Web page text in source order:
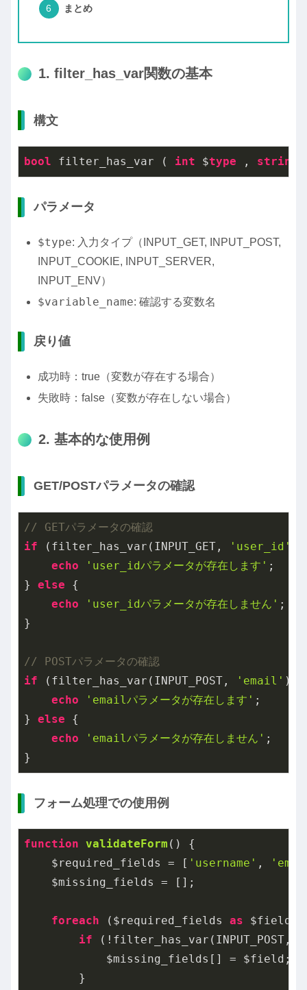
まとめ
1. filter_has_var関数の基本
構文
bool filter_has_var ( int $type , string
パラメータ
$type: 入力タイプ（INPUT_GET, INPUT_POST,
INPUT_COOKIE, INPUT_SERVER,
INPUT_ENV）
$variable_name: 確認する変数名
戻り値
成功時：true（変数が存在する場合）
失敗時：false（変数が存在しない場合）
2. 基本的な使用例
GET/POSTパラメータの確認
// GETパラメータの確認
if (filter_has_var(INPUT_GET, 'user_id'
echo
'user_idパラメータが存在します' ;
} else {
echo
'user_idパラメータが存在しません' ;
}
// POSTパラメータの確認
if (filter_has_var(INPUT_POST, 'email' ))
echo
'emailパラメータが存在します' ;
} else {
echo
'emailパラメータが存在しません' ;
}
フォーム処理での使用例
function validateForm ()
{
    $required_fields = [
'username' ,
    $missing_fields = [];
foreach ($required_fields as $field)
if
            $missing_fields[] = $field;
        }